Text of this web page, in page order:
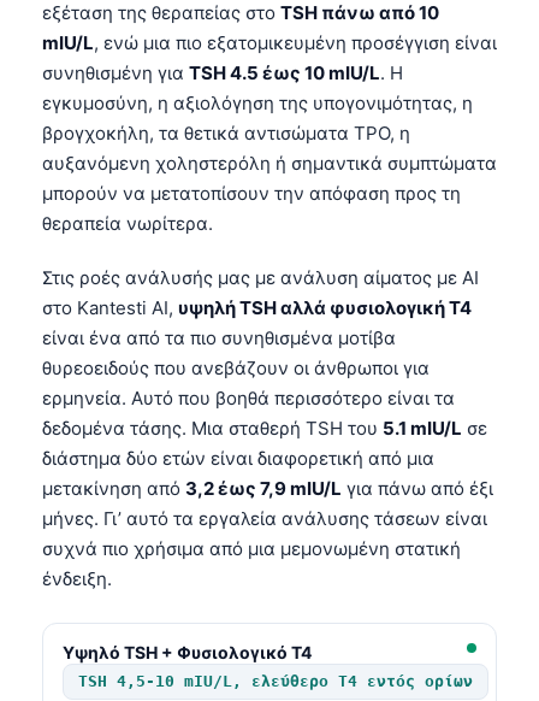
εξέταση της θεραπείας στο TSH πάνω από 10
mIU/L, ενώ μια πιο εξατομικευμένη προσέγγιση είναι
συνηθισμένη για TSH 4.5 έως 10 mIU/L. Η
εγκυμοσύνη, η αξιολόγηση της υπογονιμότητας, η
βρογχοκήλη, τα θετικά αντισώματα TPO, η
αυξανόμενη χοληστερόλη ή σημαντικά συμπτώματα
μπορούν να μετατοπίσουν την απόφαση προς τη
θεραπεία νωρίτερα.
Στις ροές ανάλυσής μας με ανάλυση αίματος με AI
στο Kantesti AI, υψηλή TSH αλλά φυσιολογική T4
είναι ένα από τα πιο συνηθισμένα μοτίβα
θυρεοειδούς που ανεβάζουν οι άνθρωποι για
ερμηνεία. Αυτό που βοηθά περισσότερο είναι τα
δεδομένα τάσης. Μια σταθερή TSH του 5.1 mIU/L σε
διάστημα δύο ετών είναι διαφορετική από μια
μετακίνηση από 3,2 έως 7,9 mIU/L για πάνω από έξι
μήνες. Γι’ αυτό τα εργαλεία ανάλυσης τάσεων είναι
συχνά πιο χρήσιμα από μια μεμονωμένη στατική
ένδειξη.
Υψηλό TSH + Φυσιολογικό T4
TSH 4,5-10 mIU/L, ελεύθερο T4 εντός ορίων
اردو
मराठी
தமிழ்
ગુજરાતી
ಕನ್ನಡ
മലയാളം
Bahasa Melayu
Tiếng Việt
Tagalog
ไทย
ភាសាខ្មែរ
Kiswahili
አማርኛ
Українська
O‘zbekcha
Català